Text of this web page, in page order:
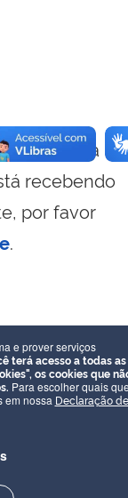
essa
recebendo
por favor
.
e prover serviços
terá acesso a todas as
os cookies que
Para escolher quais
em nossa Declaração de